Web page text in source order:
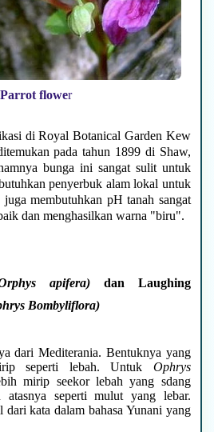
Parrot flower
di Royal Botanical Garden Kew
pada tahun 1899 di Shaw,
bunga ini sangat sulit untuk
penyerbuk alam lokal untuk
membutuhkan pH tanah sangat
dan menghasilkan warna "biru".
apifera)dan Laughing
Bombyliflora)
dari Mediterania. Bentuknya yang
seperti lebah. Untuk Ophrys
mirip seekor lebah yang sdang
atasnya seperti mulut yang lebar.
kata dalam bahasa Yunani yang